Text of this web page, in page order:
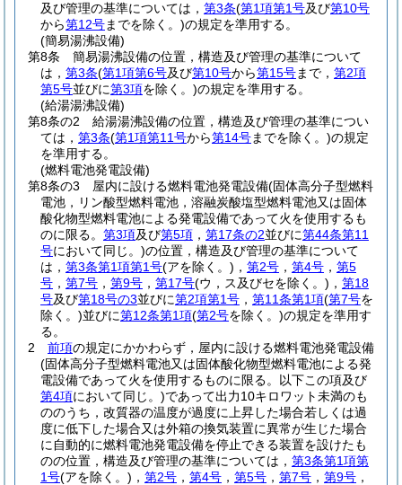
及び管理の基準については， 第3条(第1項第1号及び第10号
から第12号までを除く。)の規定を準用する。
(簡易湯沸設備)
第8条
簡易湯沸設備の位置，構造及び管理の基準について
は， 第3条(第1項第6号及び第10号から第15号まで， 第2項
第5号並びに第3項を除く。)の規定を準用する。
(給湯湯沸設備)
第8条の2
給湯湯沸設備の位置，構造及び管理の基準につい
ては， 第3条(第1項第11号から第14号までを除く。)の規定
を準用する。
(燃料電池発電設備)
第8条の3
屋内に設ける燃料電池発電設備(固体高分子型燃料
電池，リン酸型燃料電池，溶融炭酸塩型燃料電池又は固体
酸化物型燃料電池による発電設備であって火を使用するも
のに限る。 第3項及び第5項 ， 第17条の2並びに第44条第11
号において同じ。)の位置，構造及び管理の基準について
は， 第3条第1項第1号(アを除く。) ， 第2号 ， 第4号 ， 第5
号 ， 第7号 ， 第9号 ， 第17号(ウ，ス及びセを除く。) ， 第18
号及び第18号の3並びに第2項第1号 ， 第11条第1項(第7号を
除く。)並びに第12条第1項(第2号を除く。)の規定を準用す
る。
2
前項の規定にかかわらず，屋内に設ける燃料電池発電設備
(固体高分子型燃料電池又は固体酸化物型燃料電池による発
電設備であって火を使用するものに限る。以下この項及び
第4項において同じ。)であって出力10キロワット未満のも
ののうち，改質器の温度が過度に上昇した場合若しくは過
度に低下した場合又は外箱の換気装置に異常が生じた場合
に自動的に燃料電池発電設備を停止できる装置を設けたも
のの位置，構造及び管理の基準については， 第3条第1項第
1号(アを除く。) ， 第2号 ， 第4号 ， 第5号 ， 第7号 ， 第9号 ，